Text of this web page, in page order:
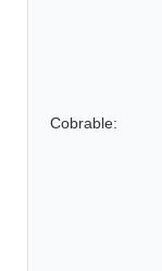
Cobrable: